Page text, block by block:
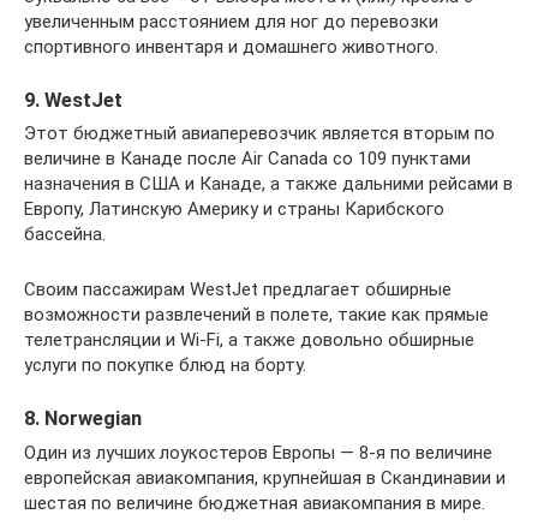
увеличенным расстоянием для ног до перевозки
спортивного инвентаря и домашнего животного.
9. WestJet
Этот бюджетный авиаперевозчик является вторым по
величине в Канаде после Air Canada со 109 пунктами
назначения в США и Канаде, а также дальними рейсами в
Европу, Латинскую Америку и страны Карибского
бассейна.
Своим пассажирам WestJet предлагает обширные
возможности развлечений в полете, такие как прямые
телетрансляции и Wi-Fi, а также довольно обширные
услуги по покупке блюд на борту.
8. Norwegian
Один из лучших лоукостеров Европы — 8-я по величине
европейская авиакомпания, крупнейшая в Скандинавии и
шестая по величине бюджетная авиакомпания в мире.